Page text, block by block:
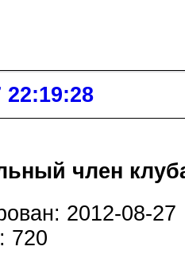
22:19:28
член
2012-08-27
720